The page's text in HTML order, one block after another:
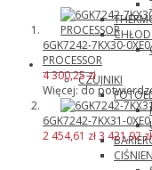
Panasonic
CZUJNIKI
6GK7242-7KX30-
PROCESSOR
4 300,25 zł
Więcej: do
6GK7242-7KX31-
2 454,61 zł3 421,92 zł